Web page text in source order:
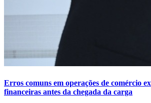
Erros comuns em operações de comércio
financeiras antes da chegada da carga